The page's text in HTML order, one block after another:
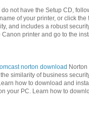
not have the Setup CD,
of your printer, or click
and includes a robust
printer and go to the
norton download
similarity of business
how to download and
your PC. Learn how to